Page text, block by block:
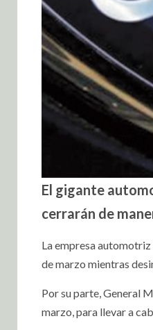
El gigante
cerrarán de
La empresa automotriz
de marzo mientras
Por su parte, General
marzo, para llevar a